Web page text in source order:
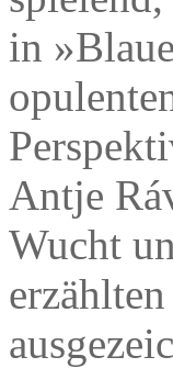
in
Antje
Wucht